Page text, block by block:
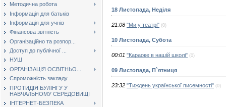
Методична робота
Інформація для батьків
Інформація для учнів
Фінансова звітність
Організаційно та розпор...
Доступ до публічної ...
НУШ
ОРГАНІЗАЦІЯ ОСВІТНЬО...
Спроможність закладу...
ПРОТИДІЯ БУЛІНГУ У
НАВЧАЛЬНОМУ СЕРЕДОВИЩІ
ІНТЕРНЕТ-БЕЗПЕКА
18 Листопада, Неділя
21:08 "Ми у театрі" (0)
10 Листопада, Субота
00:01 "Караоке в нашій школі" (0)
09 Листопада, П`ятниця
23:32 "Тиждень української писемності" (0)